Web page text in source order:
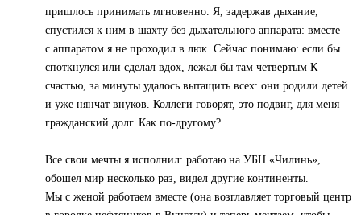
пришлось принимать мгновенно. Я, задержав дыхание,
спустился к ним в шахту без дыхательного аппарата: вместе
с аппаратом я не проходил в люк. Сейчас понимаю: если бы
споткнулся или сделал вдох, лежал бы там четвертым К
счастью, за минуты удалось вытащить всех: они родили детей
и уже нянчат внуков. Коллеги говорят, это подвиг, для меня —
гражданский долг. Как по-другому?
Все свои мечты я исполнил: работаю на УБН «Чилинь»,
обошел мир несколько раз, видел другие континенты.
Мы с женой работаем вместе (она возглавляет торговый центр